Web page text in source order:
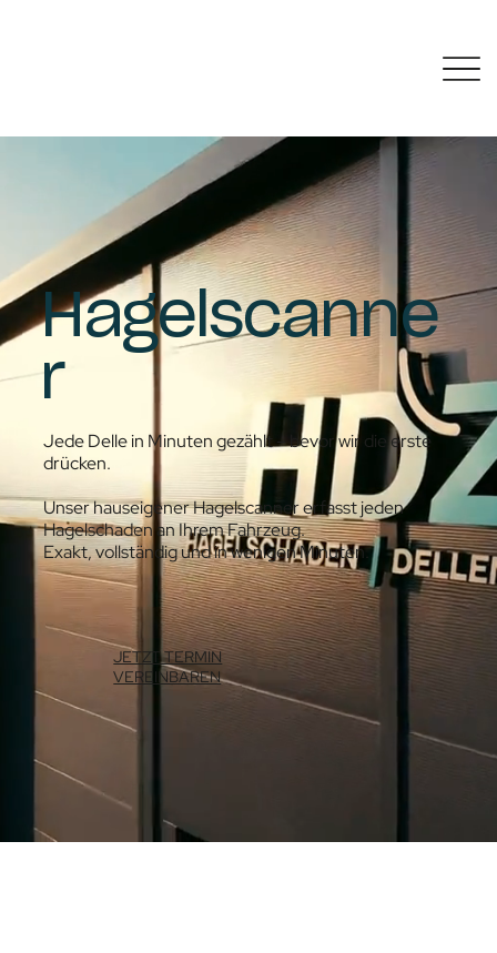
Hagelscanne
r
Jede Delle in Minuten gezählt – bevor wir die erste
drücken.
Unser hauseigener Hagelscanner erfasst jeden
Hagelschaden an Ihrem Fahrzeug.
Exakt, vollständig und in wenigen Minuten.
JETZT TERMIN
VEREINBAREN